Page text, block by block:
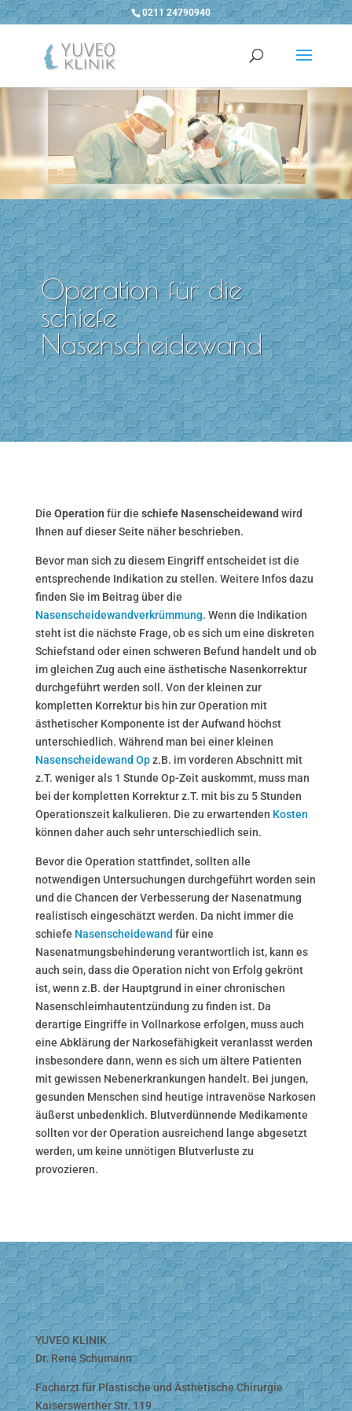
0211 24790940
Operation für die
schiefe
Nasenscheidewand
Die Operation für die schiefe Nasenscheidewand wird
Ihnen auf dieser Seite näher beschrieben.
Bevor man sich zu diesem Eingriff entscheidet ist die
entsprechende Indikation zu stellen. Weitere Infos dazu
finden Sie im Beitrag über die
Nasenscheidewandverkrümmung. Wenn die Indikation
steht ist die nächste Frage, ob es sich um eine diskreten
Schiefstand oder einen schweren Befund handelt und ob
im gleichen Zug auch eine ästhetische Nasenkorrektur
durchgeführt werden soll. Von der kleinen zur
kompletten Korrektur bis hin zur Operation mit
ästhetischer Komponente ist der Aufwand höchst
unterschiedlich. Während man bei einer kleinen
Nasenscheidewand Opz.B. im vorderen Abschnitt mit
z.T. weniger als 1 Stunde Op-Zeit auskommt, muss man
bei der kompletten Korrektur z.T. mit bis zu 5 Stunden
Operationszeit kalkulieren. Die zu erwartenden Kosten
können daher auch sehr unterschiedlich sein.
Bevor die Operation stattfindet, sollten alle
notwendigen Untersuchungen durchgeführt worden sein
und die Chancen der Verbesserung der Nasenatmung
realistisch eingeschätzt werden. Da nicht immer die
schiefe Nasenscheidewand für eine
Nasenatmungsbehinderung verantwortlich ist, kann es
auch sein, dass die Operation nicht von Erfolg gekrönt
ist, wenn z.B. der Hauptgrund in einer chronischen
Nasenschleimhautentzündung zu finden ist. Da
derartige Eingriffe in Vollnarkose erfolgen, muss auch
eine Abklärung der Narkosefähigkeit veranlasst werden
insbesondere dann, wenn es sich um ältere Patienten
mit gewissen Nebenerkrankungen handelt. Bei jungen,
gesunden Menschen sind heutige intravenöse Narkosen
äußerst unbedenklich. Blutverdünnende Medikamente
sollten vor der Operation ausreichend lange abgesetzt
werden, um keine unnötigen Blutverluste zu
provozieren.
YUVEO KLINIK
Dr. Rene Schumann
Facharzt für Plastische und Ästhetische Chirurgie
Kaiserswerther Str. 119